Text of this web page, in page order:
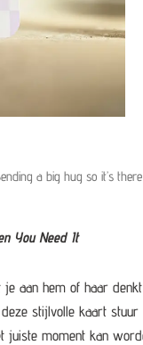
a big hug so it’s there
You Need It
aan hem of haar
stijlvolle kaart stuur
juiste moment kan